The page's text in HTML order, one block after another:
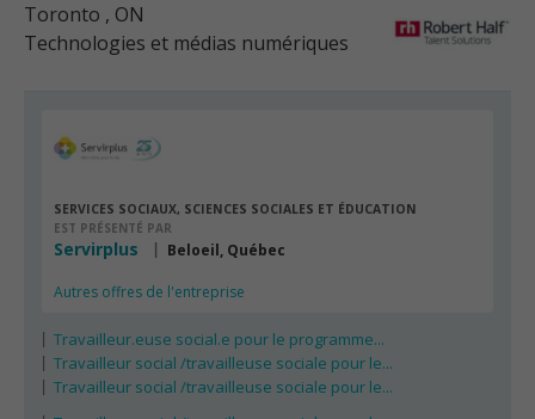
Toronto , ON
Technologies et médias numériques
SERVICES SOCIAUX, SCIENCES SOCIALES ET ÉDUCATION
EST PRÉSENTÉ PAR
Servirplus Beloeil, Québec
Autres offres de l'entreprise
Travailleur.euse social.e pour le programme...
Travailleur social /travailleuse sociale pour le...
Travailleur social /travailleuse sociale pour le...